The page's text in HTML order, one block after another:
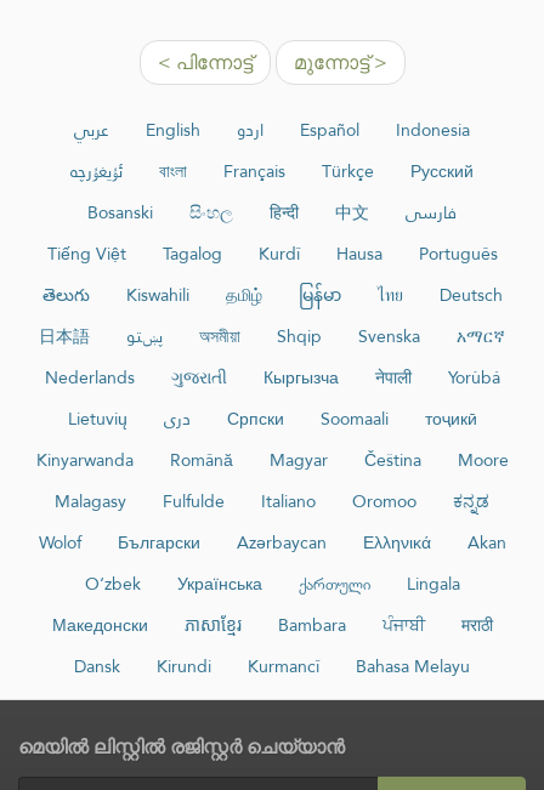
< പിന്നോട്ട് മുന്നോട്ട് >
عربي English اردو Español
Indonesia
ئۇيغۇرچە
বাংলা Français Türkçe
Русский
Bosanski
සිංහල हिन्दी 中文
فارسی
Tiếng Việt
Tagalog Kurdî Hausa
Português
తెలుగు
Kiswahili தமிழ் မြန်မာ ไทย
Deutsch
日本語
پښتو অসমীয়া Shqip Svenska
አማርኛ
Nederlands
ગુજરાતી Кыргызча नेपाली
Yorùbá
Lietuvių
دری Српски Soomaali
тоҷикӣ
Kinyarwanda
Română Magyar Čeština
Moore
Malagasy
Fulfulde Italiano Oromoo
ಕನ್ನಡ
Wolof
Български Azərbaycan Ελληνικά
Akan
O‘zbek
Українська ქართული
Lingala
Македонски
ភាសាខ្មែរ Bambara ਪੰਜਾਬੀ
मराठी
Dansk
Kirundi Kurmancî Bahasa Melayu
മെയിൽ ലിസ്റ്റിൽ രജിസ്റ്റർ ചെയ്യാൻ